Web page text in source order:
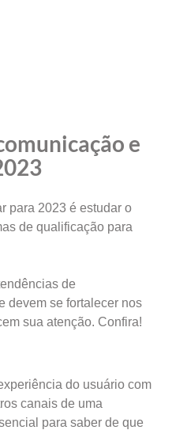
e
para 2023 é estudar o
de qualificação para
de
devem se fortalecer nos
sua atenção. Confira!
do usuário com
canais de uma
para saber de que